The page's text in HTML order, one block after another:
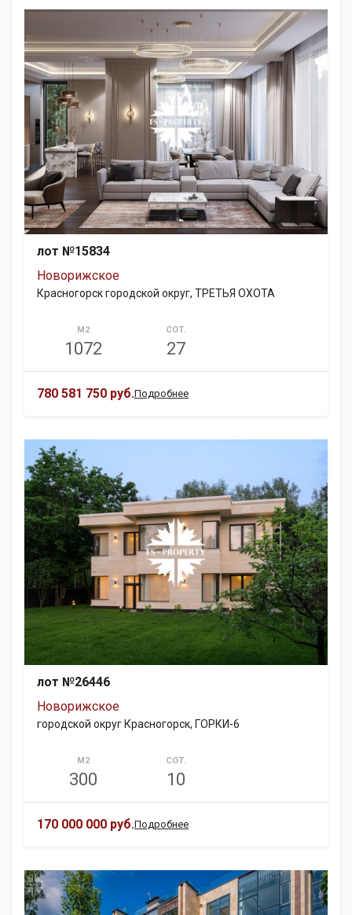
лот №15834
Новорижское
Красногорск городской округ, ТРЕТЬЯ ОХОТА
М2
1072
СОТ.
27
780 581 750 руб.Подробнее
лот №26446
Новорижское
городской округ Красногорск, ГОРКИ-6
М2
300
СОТ.
10
170 000 000 руб.Подробнее